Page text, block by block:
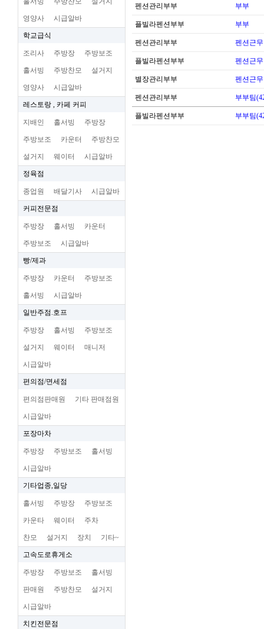
영양사 시급알바
학교급식
조리사 주방장 주방보조
홀서빙 주방찬모 설거지
영양사 시급알바
레스토랑 , 카페 커피
지배인 홀서빙 주방장
주방보조 카운터 주방찬모
설거지 웨이터 시급알바
정육점
종업원 배달기사 시급알바
커피전문점
주방장 홀서빙 카운터
주방보조 시급알바
빵/제과
주방장 카운터 주방보조
홀서빙 시급알바
일반주점.호프
주방장 홀서빙 주방보조
설거지 웨이터 매니저
시급알바
편의점/면세점
편의점판매원 기타 판매점원
시급알바
포장마차
주방장 주방보조 홀서빙
시급알바
기타업종,일당
홀서빙 주방장 주방보조
카운타 웨이터 주차
찬모 설거지 장치 기타~
고속도로휴게소
주방장 주방보조 홀서빙
판매원 주방찬모 설거지
시급알바
치킨전문점
펜션관리부부 부부
플빌라펜션부부 부부
펜션관리부부 펜션근
플빌라펜션부부 펜션근
별장관리부부 펜션근
펜션관리부부 부부팀
플빌라펜션부부 부부팀